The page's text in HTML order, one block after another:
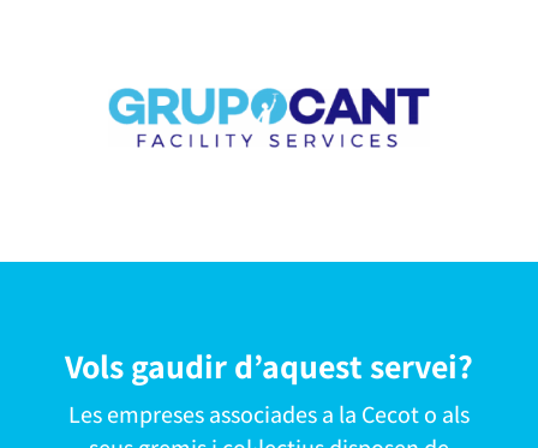
Vols gaudir d’aquest servei?
Les empreses associades a la Cecot o als